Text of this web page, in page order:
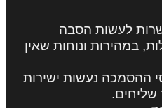
לעשות הסבה
במהירות ונוחות שאין
ההסמכה נעשות ישירות
שליחים.